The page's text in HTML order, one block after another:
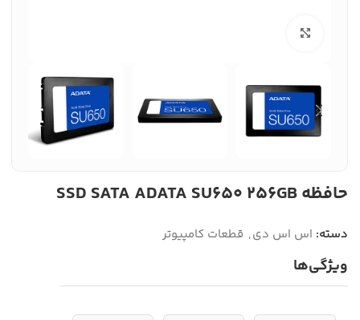
حافظه SSD SATA ADATA SU650 256GB
دسته: اس اس دی, قطعات کامپیوتر
ویژگی‌ها